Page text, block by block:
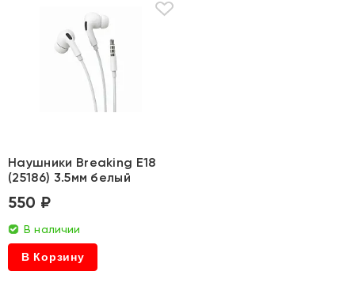
Наушники Breaking E18
(25186) 3.5мм белый
550 ₽
В наличии
В Корзину